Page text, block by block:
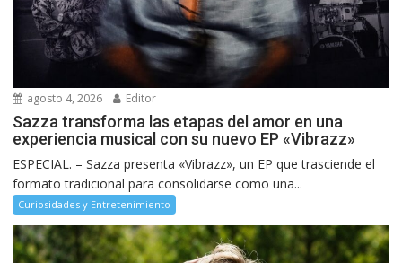
agosto 4, 2026 Editor
Sazza transforma las etapas del amor en una
experiencia musical con su nuevo EP «Vibrazz»
ESPECIAL. – Sazza presenta «Vibrazz», un EP que trasciende el
formato tradicional para consolidarse como una...
Curiosidades y Entretenimiento